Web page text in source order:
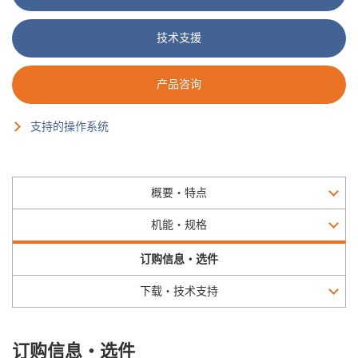
技术支援
产品咨询
支持的操作系统
概要・特点
机能・规格
订购信息・选件
下载・技术支持
订购信息・选件